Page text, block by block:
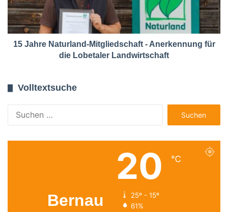
15 Jahre Naturland-Mitgliedschaft - Anerkennung für
die Lobetaler Landwirtschaft
Volltextsuche
nach:
Bernau
20 ℃
25º - 15º
61%